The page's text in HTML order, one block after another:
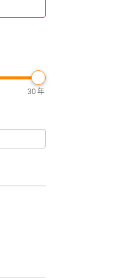
30年